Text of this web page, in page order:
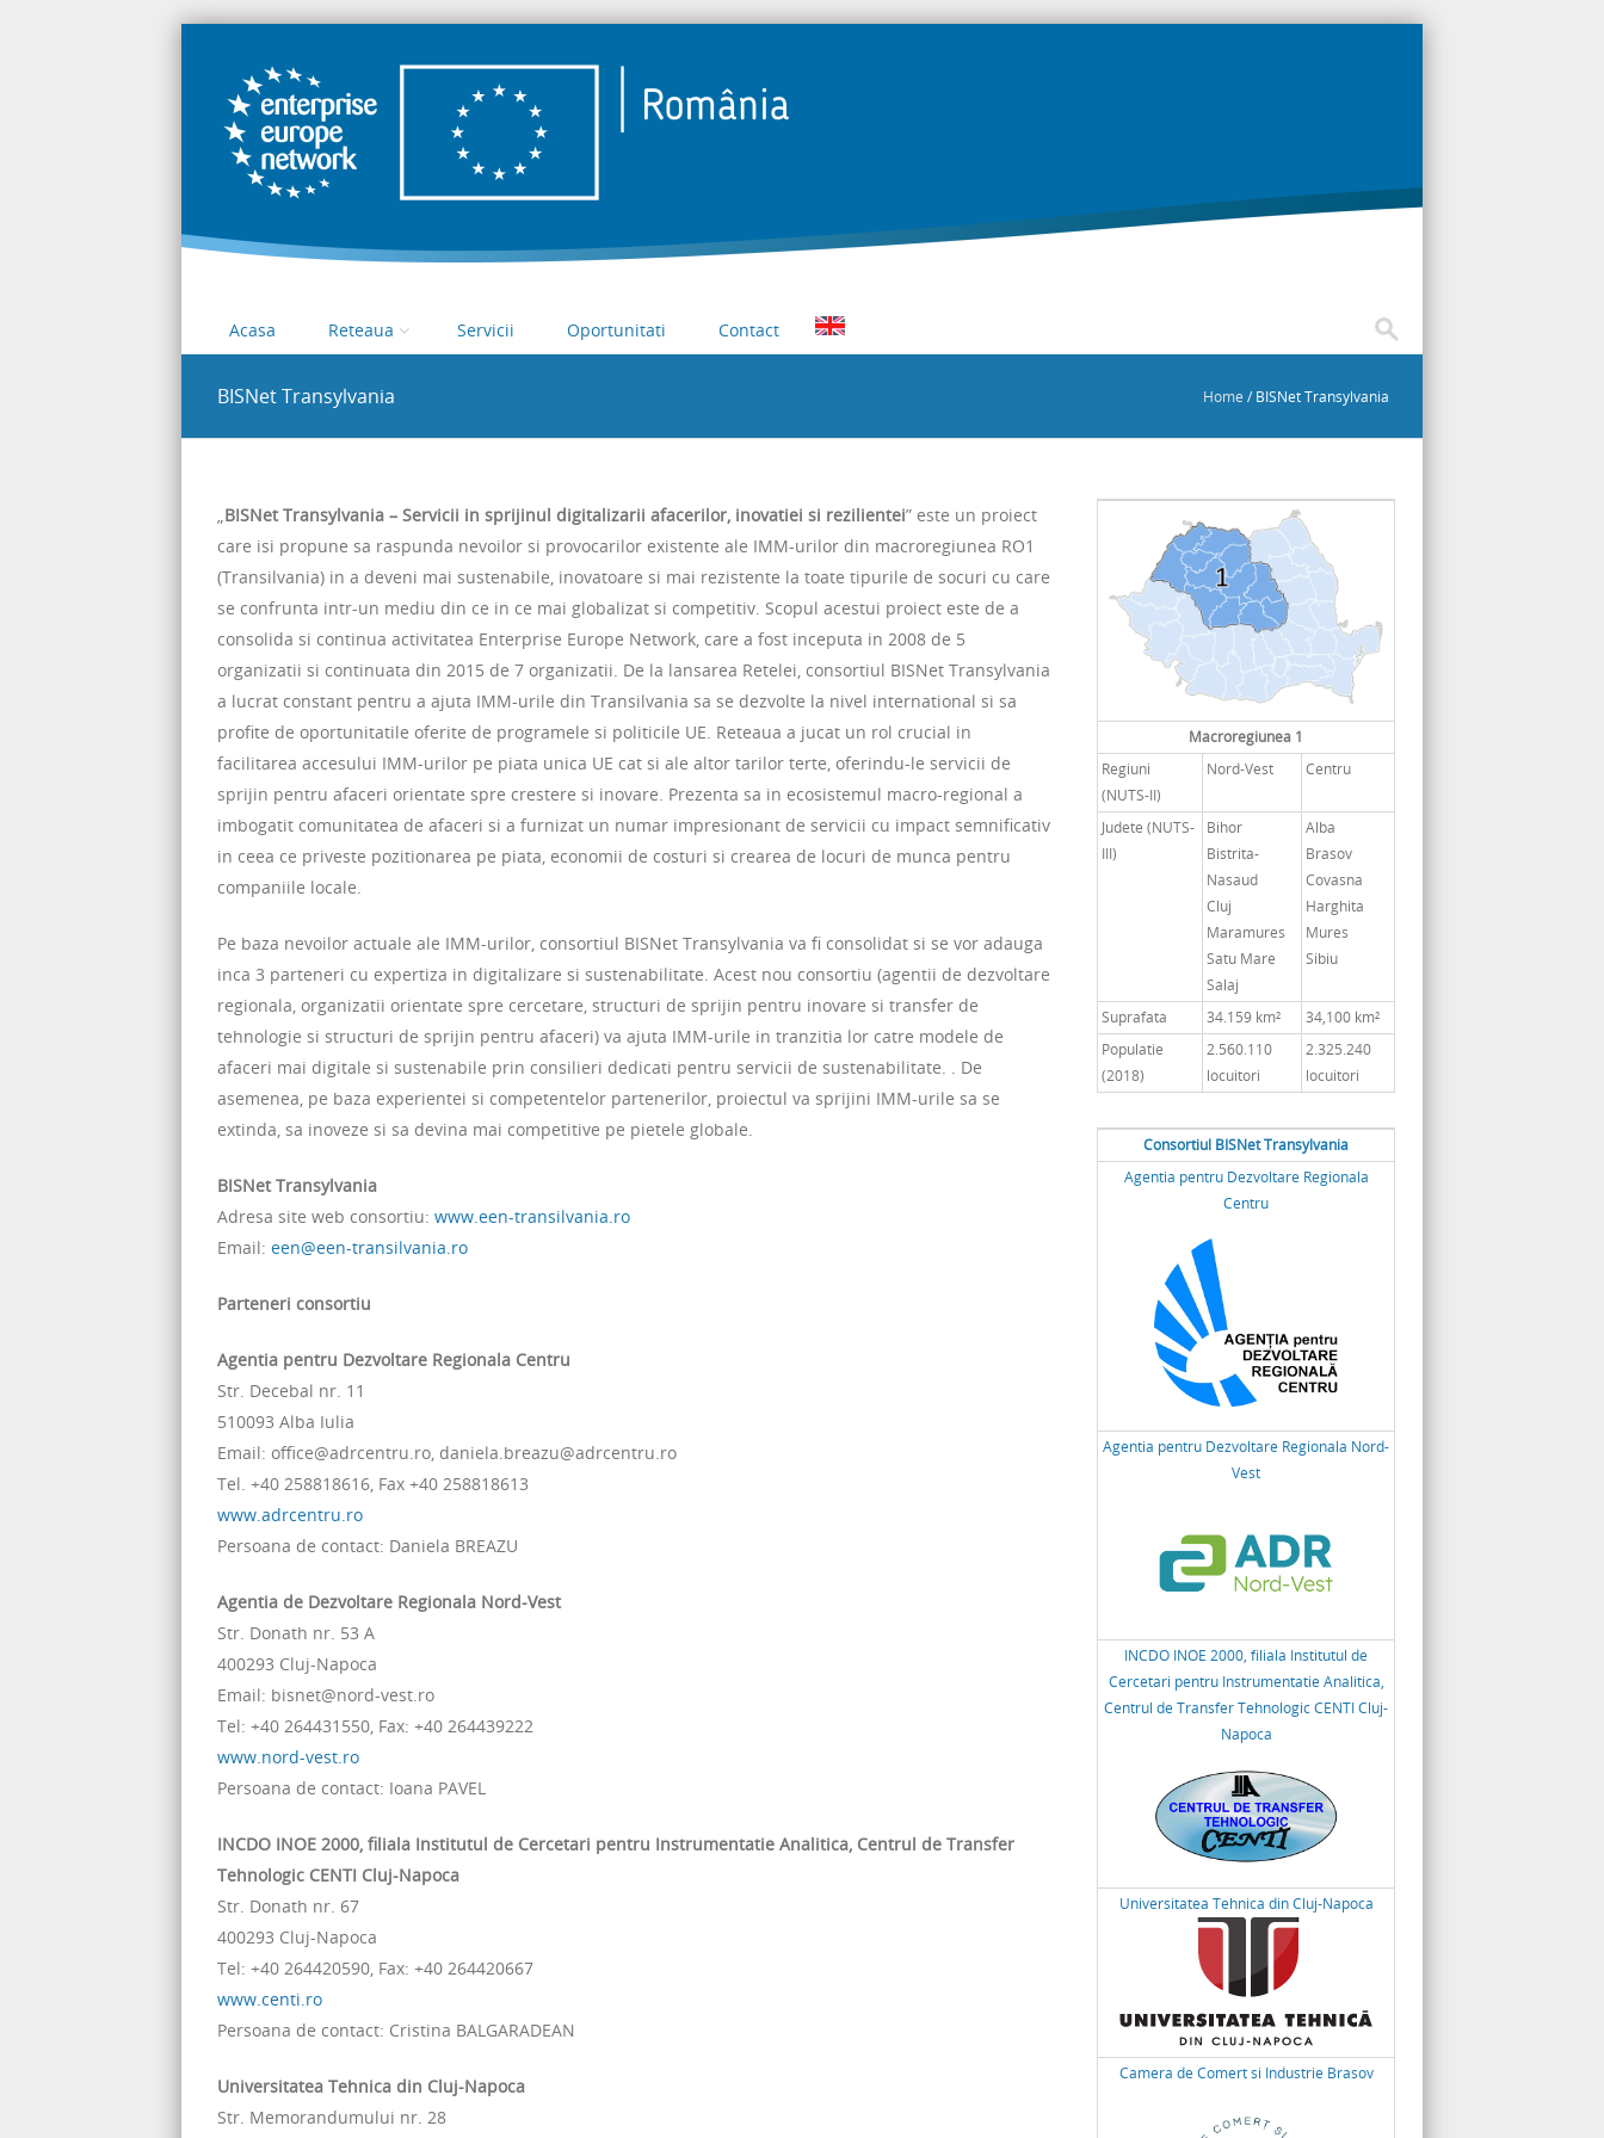
Portal national reteaua Enterprise Europe Romania – Sprijina IMM-urile ambitioase sa inoveze si sa creasca international
Menu
Skip to content
Acasa Reteaua Servicii Oportunitati Contact
BISNet Transylvania Home /BISNet Transylvania
„BISNet Transylvania – Servicii in sprijinul digitalizarii afacerilor, inovatiei si rezilientei” este un proiect
care isi propune sa raspunda nevoilor si provocarilor existente ale IMM-urilor din macroregiunea RO1
(Transilvania) in a deveni mai sustenabile, inovatoare si mai rezistente la toate tipurile de socuri cu care
se confrunta intr-un mediu din ce in ce mai globalizat si competitiv. Scopul acestui proiect este de a
consolida si continua activitatea Enterprise Europe Network, care a fost inceputa in 2008 de 5
organizatii si continuata din 2015 de 7 organizatii. De la lansarea Retelei, consortiul BISNet Transylvania
a lucrat constant pentru a ajuta IMM-urile din Transilvania sa se dezvolte la nivel international si sa
profite de oportunitatile oferite de programele si politicile UE. Reteaua a jucat un rol crucial in
facilitarea accesului IMM-urilor pe piata unica UE cat si ale altor tarilor terte, oferindu-le servicii de
sprijin pentru afaceri orientate spre crestere si inovare. Prezenta sa in ecosistemul macro-regional a
imbogatit comunitatea de afaceri si a furnizat un numar impresionant de servicii cu impact semnificativ
in ceea ce priveste pozitionarea pe piata, economii de costuri si crearea de locuri de munca pentru
companiile locale.
Pe baza nevoilor actuale ale IMM-urilor, consortiul BISNet Transylvania va fi consolidat si se vor adauga
inca 3 parteneri cu expertiza in digitalizare si sustenabilitate. Acest nou consortiu (agentii de dezvoltare
regionala, organizatii orientate spre cercetare, structuri de sprijin pentru inovare si transfer de
tehnologie si structuri de sprijin pentru afaceri) va ajuta IMM-urile in tranzitia lor catre modele de
afaceri mai digitale si sustenabile prin consilieri dedicati pentru servicii de sustenabilitate. . De
asemenea, pe baza experientei si competentelor partenerilor, proiectul va sprijini IMM-urile sa se
extinda, sa inoveze si sa devina mai competitive pe pietele globale.
BISNet Transylvania
Adresa site web consortiu: www.een-transilvania.ro
Email: een@een-transilvania.ro
Parteneri consortiu
Agentia pentru Dezvoltare Regionala Centru
Str. Decebal nr. 11
510093 Alba Iulia
Email: office@adrcentru.ro, daniela.breazu@adrcentru.ro
Tel. +40 258818616, Fax +40 258818613
www.adrcentru.ro
Persoana de contact: Daniela BREAZU
Agentia de Dezvoltare Regionala Nord-Vest
Str. Donath nr. 53 A
400293 Cluj-Napoca
Email: bisnet@nord-vest.ro
Tel: +40 264431550, Fax: +40 264439222
www.nord-vest.ro
Persoana de contact: Ioana PAVEL
INCDO INOE 2000, filiala Institutul de Cercetari pentru Instrumentatie Analitica, Centrul de Transfer
Tehnologic CENTI Cluj-Napoca
Str. Donath nr. 67
400293 Cluj-Napoca
Tel: +40 264420590, Fax: +40 264420667
www.centi.ro
Persoana de contact: Cristina BALGARADEAN
Universitatea Tehnica din Cluj-Napoca
Str. Memorandumului nr. 28
Macroregiunea 1
Regiuni
(NUTS-II)
Nord-Vest Centru
Judete (NUTS-
III)
Bihor
Bistrita-
Nasaud
Cluj
Maramures
Satu Mare
Salaj
Alba
Brasov
Covasna
Harghita
Mures
Sibiu
Suprafata 34.159 km²
34,100 km²
Populatie
(2018)
2.560.110
locuitori
2.325.240
locuitori
Consortiul BISNet Transylvania
Agentia pentru Dezvoltare Regionala
Centru
Agentia pentru Dezvoltare Regionala Nord-
Vest
INCDO INOE 2000, filiala Institutul de
Cercetari pentru Instrumentatie Analitica,
Centrul de Transfer Tehnologic CENTI Cluj-
Napoca
Universitatea Tehnica din Cluj-Napoca
Camera de Comert si Industrie Brasov